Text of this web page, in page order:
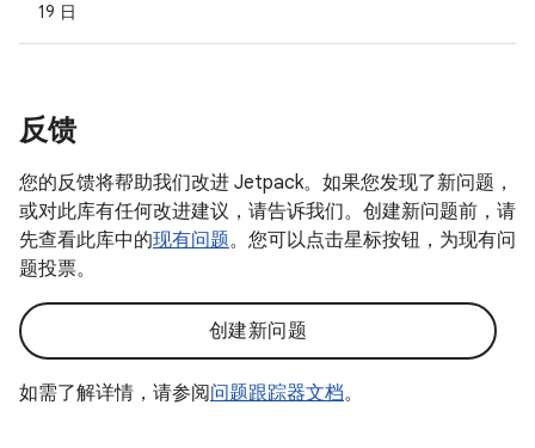
19 日
反馈
您的反馈将帮助我们改进 Jetpack。如果您发现了新问题，
或对此库有任何改进建议，请告诉我们。创建新问题前，请
先查看此库中的现有问题。您可以点击星标按钮，为现有问
题投票。
创建新问题
如需了解详情，请参阅问题跟踪器文档。